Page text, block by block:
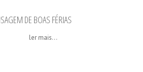
DE BOAS FÉRIAS
ler mais...